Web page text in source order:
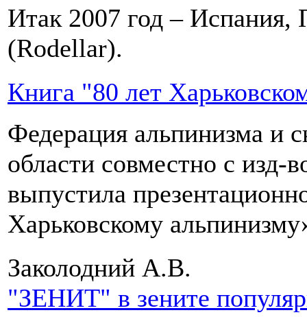
Итак 2007 год – Испания,
(Rodellar).
Книга "80 лет
Федерация альпинизма и
области совместно с изд-
выпустила
Харьковскому
Заколодний А.В.
"ЗЕНИТ" в зените